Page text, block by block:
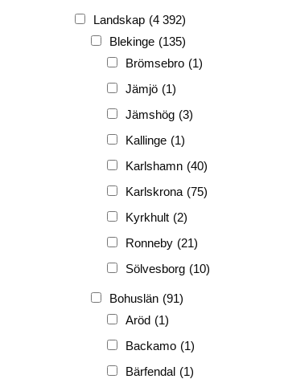
FH
(338)
FRG
(3 189)
PF (3 882)
PIONJÄR (129)
Landskap (4 392)
Blekinge (135)
Brömsebro (1)
Jämjö (1)
Jämshög (3)
Kallinge (1)
Karlshamn (40)
Karlskrona (75)
Kyrkhult (2)
Ronneby (21)
Sölvesborg (10)
Bohuslän (91)
Aröd (1)
Backamo (1)
Bärfendal (1)